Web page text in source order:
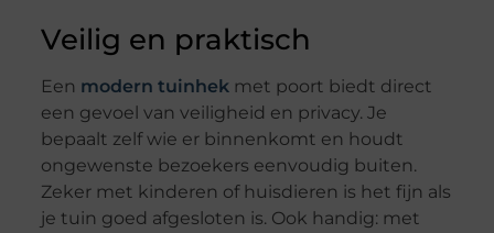
Veilig en praktisch
Een modern tuinhekmet poort biedt direct
een gevoel van veiligheid en privacy. Je
bepaalt zelf wie er binnenkomt en houdt
ongewenste bezoekers eenvoudig buiten.
Zeker met kinderen of huisdieren is het fijn als
je tuin goed afgesloten is. Ook handig: met